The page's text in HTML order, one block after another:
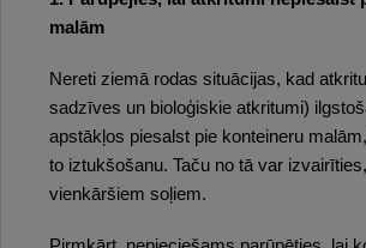
malām
Nereti ziemā rodas situācijas, kad
sadzīves un bioloģiskie atkritumi)
apstākļos piesalst pie konteineru
to iztukšošanu. Taču no tā var
vienkāršiem soļiem.